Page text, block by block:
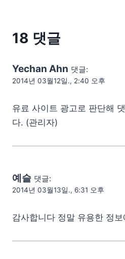
18 댓글
Yechan Ahn 댓글:
2014년 03월12일., 2:40 오후
유료 사이트 광고로 판단해
다. (관리자)
예슬 댓글:
2014년 03월13일., 6:31 오후
감사합니다 정말 유용한 정